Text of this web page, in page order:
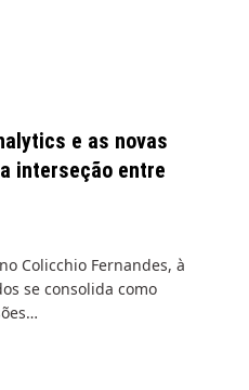
e as novas
interseção entre
Colicchio Fernandes, à
se consolida como